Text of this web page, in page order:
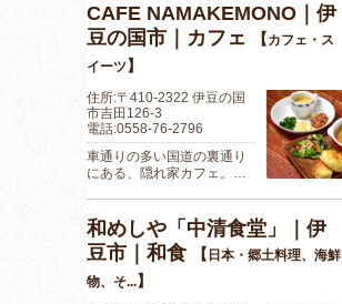
CAFE NAMAKEMONO｜伊
豆の国市｜カフェ
【カフェ・ス
イーツ 】
住所:〒410-2322 伊豆の国
市吉田126-3
電話:0558-76-2796
車通りの多い国道の裏通り
にある、隠れ家カフェ。…
和めしや「中清食堂」｜伊
豆市｜和食
【 日本・郷土料理、海鮮
物、そ...】